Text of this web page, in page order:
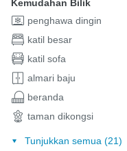
Kemudahan Bilik
penghawa dingin
katil besar
katil sofa
almari baju
beranda
taman dikongsi
Tunjukkan semua (21)